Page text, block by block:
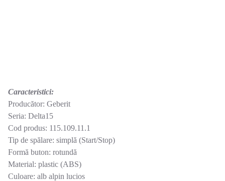
Caracteristici:
Producător: Geberit
Seria: Delta15
Cod produs: 115.109.11.1
Tip de spălare: simplă (Start/Stop)
Formă buton: rotundă
Material: plastic (ABS)
Culoare: alb alpin lucios